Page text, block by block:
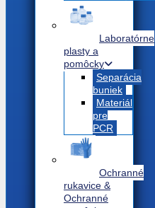
Laboratórne
plasty a
pomôcky
Separácia
buniek
Materiál
pre
PCR
Ochranné
rukavice &
Ochranné